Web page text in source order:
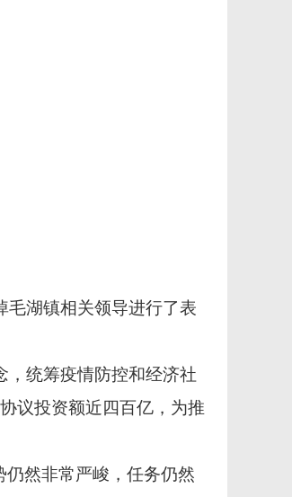
毛湖镇相关领导进行了表
，统筹疫情防控和经济社
议投资额近四百亿，为推
仍然非常严峻，任务仍然